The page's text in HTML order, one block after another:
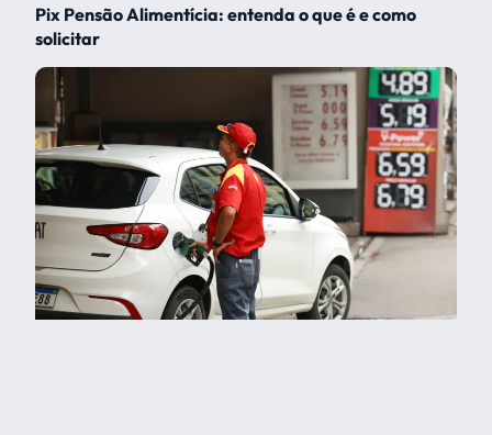
Pix Pensão Alimentícia: entenda o que é e como
solicitar